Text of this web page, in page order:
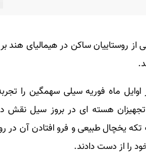
از روستاییان ساکن در هیمالیای هند
ماه فوریه سیلی سهمگین را
تجهیزان هسته ای در بروز سیل
یخچال طبیعی و فرو افتادن آن در